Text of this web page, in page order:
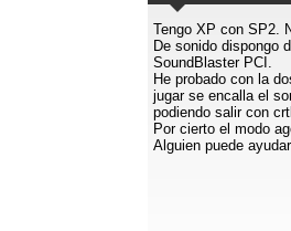
Tengo XP con SP2.
De sonido dispongo
SoundBlaster PCI.
He probado con la
jugar se encalla el
podiendo salir con
Por cierto el modo
Alguien puede